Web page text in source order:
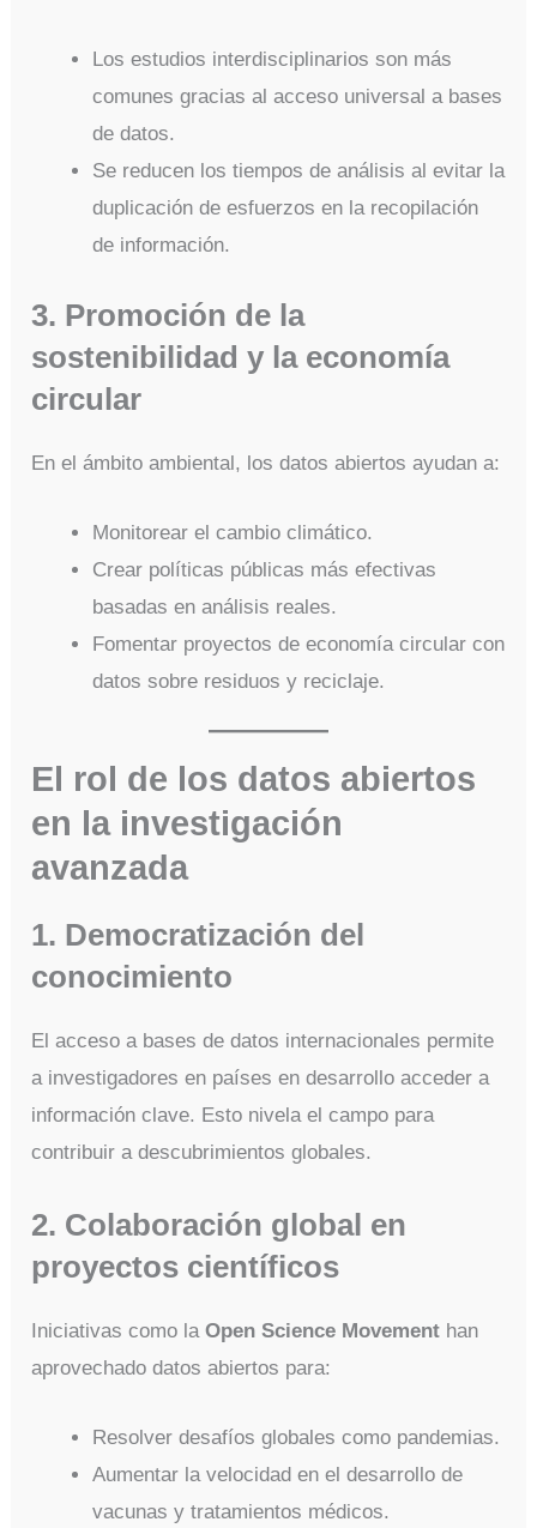
Los estudios interdisciplinarios son más
comunes gracias al acceso universal a bases
de datos.
Se reducen los tiempos de análisis al evitar la
duplicación de esfuerzos en la recopilación
de información.
3. Promoción de la
sostenibilidad y la economía
circular
En el ámbito ambiental, los datos abiertos ayudan a:
Monitorear el cambio climático.
Crear políticas públicas más efectivas
basadas en análisis reales.
Fomentar proyectos de economía circular con
datos sobre residuos y reciclaje.
El rol de los datos abiertos
en la investigación
avanzada
1. Democratización del
conocimiento
El acceso a bases de datos internacionales permite
a investigadores en países en desarrollo acceder a
información clave. Esto nivela el campo para
contribuir a descubrimientos globales.
2. Colaboración global en
proyectos científicos
Iniciativas como laOpen Science Movement han
aprovechado datos abiertos para:
Resolver desafíos globales como pandemias.
Aumentar la velocidad en el desarrollo de
vacunas y tratamientos médicos.